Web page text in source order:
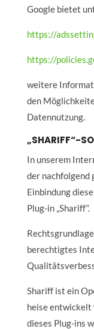
Google bietet
https://
https://
weitere
den
Datennutzung.
„SHARIFF“-
In unserem
der nachfolgend
Einbindung
Plug-in „Shariff“.
berechtigtes
Shariff ist ein
heise entwickelt
dieses Plug-ins